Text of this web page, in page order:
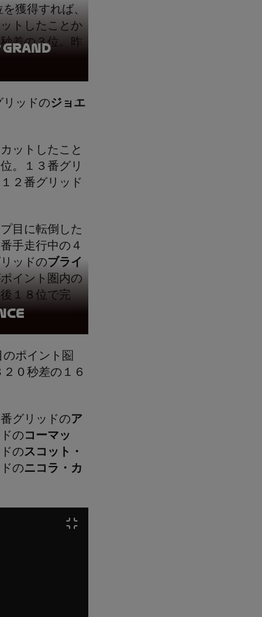
獲得すれば、
トしたことか
差の３位。昨
Grand
リッドのジョエ
ットしたこと
。１３番グリ
２番グリッド
目に転倒した
手走行中の４
ッドのブライ
イント圏内の
１８位で完
ポイント圏
０秒差の１６
グリッドの ア
の コーマッ
のスコット・
のニコラ・カ